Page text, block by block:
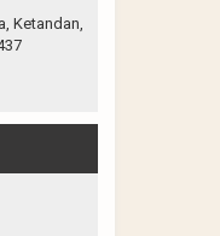
Ketandan,